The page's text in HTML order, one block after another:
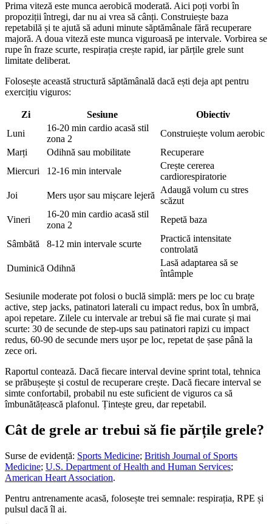
Prima viteză este munca aerobică moderată. Aici poți vorbi în
propoziții întregi, dar nu ai vrea să cânți. Construiește baza
repetabilă și te ajută să aduni minute săptămânale fără recuperare
majoră. A doua viteză este munca viguroasă pe intervale. Vorbirea se
rupe în fraze scurte, respirația crește rapid, iar părțile grele sunt
limitate deliberat.
Folosește această structură săptămânală dacă ești deja apt pentru
exercițiu viguros:
Zi Sesiune
Obiectiv
Luni
16-20 min cardio acasă stil
zona 2
Construiește volum aerobic
Marți
Odihnă sau mobilitate
Recuperare
Miercuri
12-16 min intervale
Crește cererea
cardiorespiratorie
Joi
Mers ușor sau mișcare lejeră
Adaugă volum cu stres
scăzut
Vineri
16-20 min cardio acasă stil
zona 2
Repetă baza
Sâmbătă 8-12 min intervale scurte
Practică intensitate
controlată
Duminică Odihnă
Lasă adaptarea să se
întâmple
Sesiunile moderate pot folosi o buclă simplă: mers pe loc cu brațe
active, step jacks, patinatori laterali cu impact redus, box în umbră,
apoi repetare. Zilele cu intervale ar trebui să fie mai curate și mai
scurte: 30 de secunde de step-ups sau patinatori rapizi cu impact
redus, 60-90 de secunde mers ușor pe loc, repetat de șase până la
zece ori.
Raportul contează. Dacă fiecare interval devine sprint total, tehnica
se prăbușește și costul de recuperare crește. Dacă fiecare interval se
simte confortabil, probabil nu este suficient de viguros ca să
îmbunătățească plafonul. Țintește greu, dar repetabil.
Cât de grele ar trebui să fie părțile grele?
Surse de evidență: Sports Medicine; British Journal of Sports
Medicine; U.S. Department of Health and Human Services;
American Heart Association.
Pentru antrenamente acasă, folosește trei semnale: respirația, RPE și
pulsul dacă îl ai.